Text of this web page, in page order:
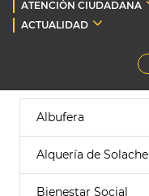
ATENCIÓN CIUDADANA
ACTUALIDAD
Albufera
Alquería de Solache
Bienestar Social